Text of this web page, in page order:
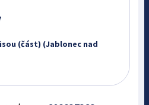
(část) (Jablonec nad